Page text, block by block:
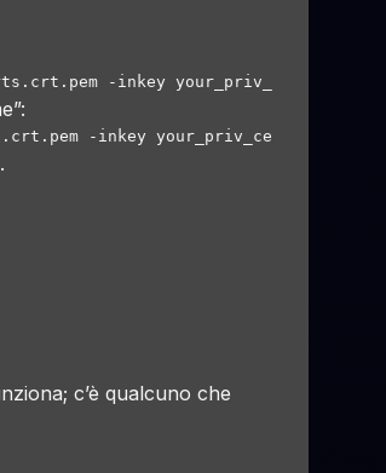
c’è qualcuno che